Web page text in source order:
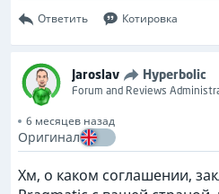
Ответить Котировка
Jaroslav Hyperbolic
Forum and Reviews
6 месяцев назад
Оригинал
Хм, о каком соглашении,